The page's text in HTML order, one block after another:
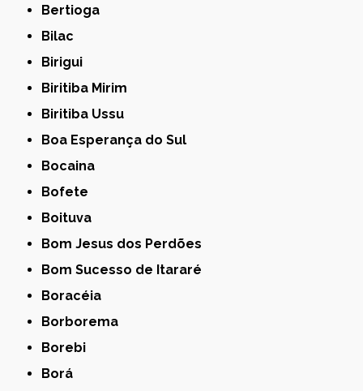
Bertioga
Bilac
Birigui
Biritiba Mirim
Biritiba Ussu
Boa Esperança do Sul
Bocaina
Bofete
Boituva
Bom Jesus dos Perdões
Bom Sucesso de Itararé
Boracéia
Borborema
Borebi
Borá